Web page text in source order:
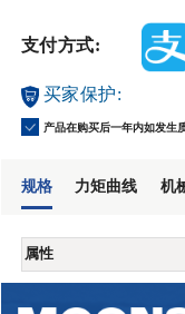
支付方式:
买家保护:
产品在购买后一年内如发生
规格 力矩曲线 机
属性